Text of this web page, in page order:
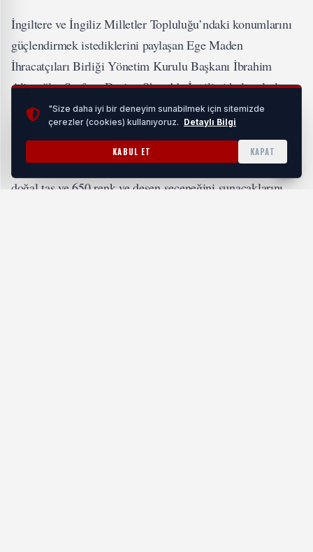
İngiltere ve İngiliz Milletler Topluluğu’ndaki konumlarını
güçlendirmek istediklerini paylaşan Ege Maden
İhracatçıları Birliği Yönetim Kurulu Başkanı İbrahim
Alimoğlu, Surface Design Show’da İngiliz ithalatçılarla
ikili iş görüşmeleri yapacaklarını, mimarlar, iç ve dış
mekân tasarımcılarıyla bir araya geleceklerini dile getirdi.
Türk doğal taş sektörü olarak mimarlara 150 farklı çeşit
doğal taş ve 650 renk ve desen seçeneğini sunacaklarını
"Size daha iyi bir deneyim sunabilmek için sitemizde
çerezler (cookies) kullanıyoruz. Detaylı Bilgi
KABUL ET KAPAT